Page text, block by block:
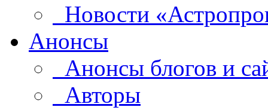
Новости
Анонсы
Анонсы блогов и
Авторы